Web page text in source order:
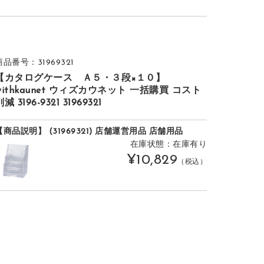
品番号：31969321
カタログケース Ａ５・３段×１０】
ウィズカウネット 一括購買 コスト
減 3196-9321 31969321
商品説明】 (31969321) 店舗運営用品 店舗用品
在庫状態：在庫有り
¥10,829 （税込）